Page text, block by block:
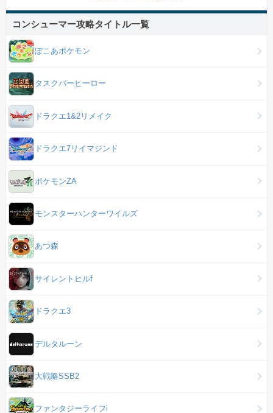
コンシューマー攻略タイトル一覧
ぽこあポケモン
タスクバーヒーロー
ドラクエ1&2リメイク
ドラクエ7リイマジンド
ポケモンZA
モンスターハンターワイルズ
あつ森
サイレントヒルf
ドラクエ3
デルタルーン
大戦略SSB2
ファンタジーライフi